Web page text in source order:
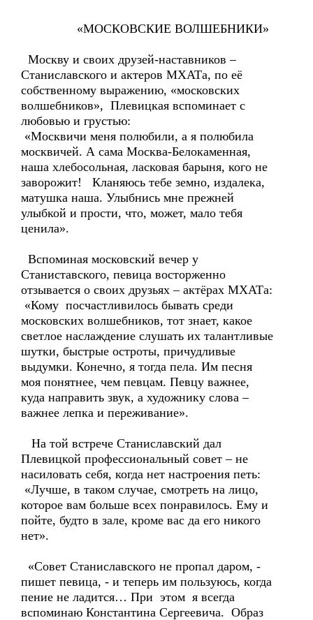
«МОСКОВСКИЕ ВОЛШЕБНИКИ»
Москву и своих друзей-наставников –
Станиславского и актеров МХАТа, по её
собственному выражению, «московских
волшебников», Плевицкая вспоминает с
любовью и грустью:
«Москвичи меня полюбили, а я полюбила
москвичей. А сама Москва-Белокаменная,
наша хлебосольная, ласковая барыня, кого не
заворожит! Кланяюсь тебе земно, издалека,
матушка наша. Улыбнись мне прежней
улыбкой и прости, что, может, мало тебя
ценила».
Вспоминая московский вечер у
Станиставского, певица восторженно
отзывается о своих друзьях – актёрах МХАТа:
«Кому посчастливилось бывать среди
московских волшебников, тот знает, какое
светлое наслаждение слушать их талантливые
шутки, быстрые остроты, причудливые
выдумки. Конечно, я тогда пела. Им песня
моя понятнее, чем певцам. Певцу важнее,
куда направить звук, а художнику слова –
важнее лепка и переживание».
На той встрече Станиславский дал
Плевицкой профессиональный совет – не
насиловать себя, когда нет настроения петь:
«Лучше, в таком случае, смотреть на лицо,
которое вам больше всех понравилось. Ему и
пойте, будто в зале, кроме вас да его никого
нет».
«Совет Станиславского не пропал даром, -
пишет певица, - и теперь им пользуюсь, когда
пение не ладится… При этом я всегда
вспоминаю Константина Сергеевича. Образ